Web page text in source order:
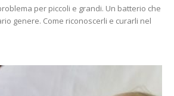
per piccoli e grandi. Un batterio che
genere. Come riconoscerli e curarli nel